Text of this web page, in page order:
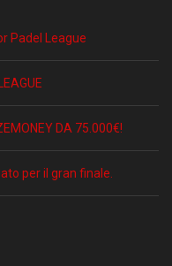
Padel League
DA 75.000€!
per il gran finale.